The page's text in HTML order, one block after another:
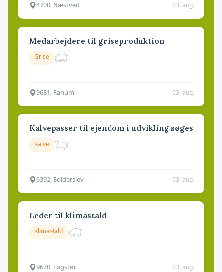
4700, Næstved 03. aug.
Medarbejdere til griseproduktion
Grise
9681, Ranum 03. aug.
Kalvepasser til ejendom i udvikling søges
Kalve
6392, Bolderslev 03. aug.
Leder til klimastald
Klimastald
9670, Løgstør 03. aug.